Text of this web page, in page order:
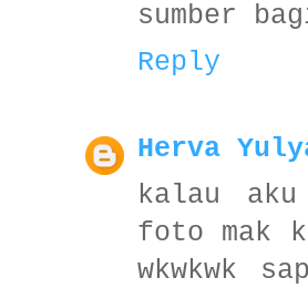
sumber
Reply
Herva
kalau
foto mak
wkwkwk